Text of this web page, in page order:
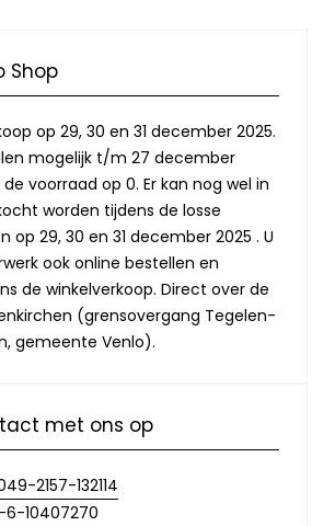
Shop
op 29, 30 en 31 december 2025.
mogelijk t/m 27 december
voorraad op 0. Er kan nog wel in
worden tijdens de losse
op 29, 30 en 31 december 2025 . U
ook online bestellen en
de winkelverkoop. Direct over de
(grensovergang Tegelen-
gemeente Venlo).
met ons op
2157-132114
6-10407270